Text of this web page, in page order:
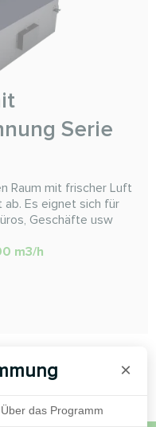
Serie
Raum mit frischer Luft
Es eignet sich für
Geschäfte usw
m3/h
×
Über das Programm